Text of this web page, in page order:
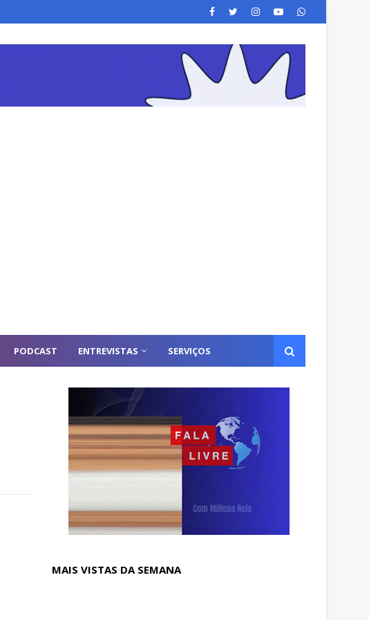
PODCAST ENTREVISTAS SERVIÇOS
MAIS VISTAS DA SEMANA